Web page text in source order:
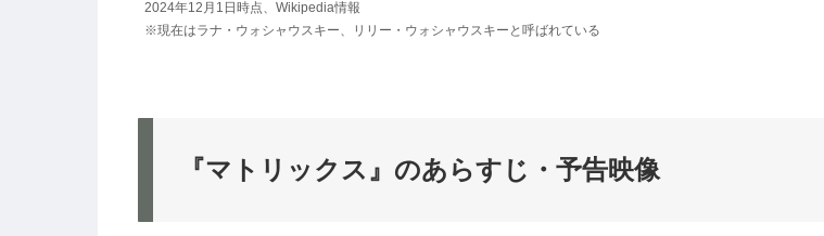
2024年12月1日時点、Wikipedia情報
※現在はラナ・ウォシャウスキー、リリー・ウォシャウスキーと呼ばれている
『マトリックス』のあらすじ ・予告映像